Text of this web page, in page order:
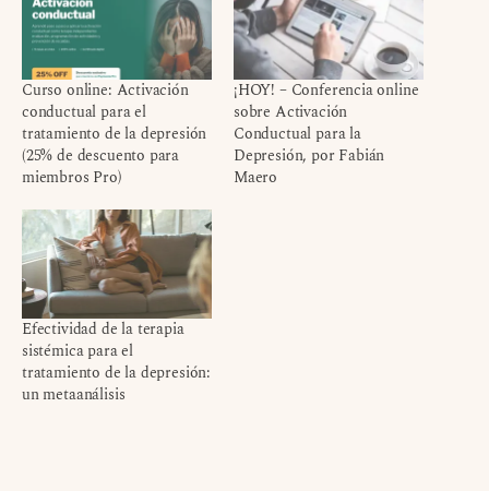
Curso online: Activación
conductual para el
tratamiento de la depresión
(25% de descuento para
miembros Pro)
¡HOY! – Conferencia online
sobre Activación
Conductual para la
Depresión, por Fabián
Maero
Efectividad de la terapia
sistémica para el
tratamiento de la depresión:
un metaanálisis